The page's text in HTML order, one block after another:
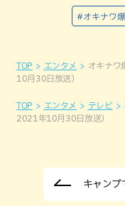
#オキナワ
TOP エンタメ
オキナ
10月30日放送）
TOP エンタメ テレビ
2021年10月30日放送）
キャンプ